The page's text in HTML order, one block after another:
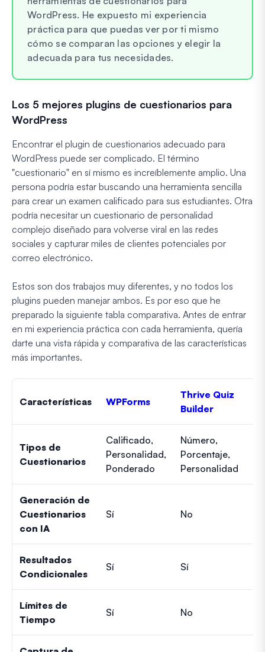
WordPress. He expuesto mi experiencia
práctica para que puedas ver por ti mismo
cómo se comparan las opciones y elegir la
adecuada para tus necesidades.
Los 5 mejores plugins de cuestionarios para
WordPress
Encontrar el plugin de cuestionarios adecuado para
WordPress puede ser complicado. El término
"cuestionario" en sí mismo es increíblemente amplio. Una
persona podría estar buscando una herramienta sencilla
para crear un examen calificado para sus estudiantes. Otra
podría necesitar un cuestionario de personalidad
complejo diseñado para volverse viral en las redes
sociales y capturar miles de clientes potenciales por
correo electrónico.
Estos son dos trabajos muy diferentes, y no todos los
plugins pueden manejar ambos. Es por eso que he
preparado la siguiente tabla comparativa. Antes de entrar
en mi experiencia práctica con cada herramienta, quería
darte una vista rápida y comparativa de las características
más importantes.
Características WPForms
Thrive Quiz
Builder
Tipos de
Cuestionarios
Calificado,
Personalidad,
Ponderado
Número,
Porcentaje,
Personalidad
Generación de
Cuestionarios
con IA
Sí No
Resultados
Condicionales
Sí Sí
Límites de
Tiempo
Sí No